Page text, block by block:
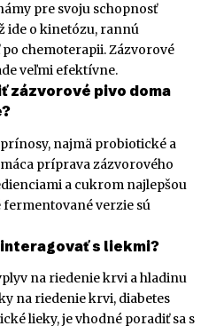
pre svoju schopnosť
ide o kinetózu, rannú
chemoterapii. Zázvorové
veľmi efektívne.
zázvorové pivo doma
najmä probiotické a
príprava zázvorového
a cukrom najlepšou
verzie sú
s liekmi?
na riedenie krvi a hladinu
na riedenie krvi, diabetes
lieky, je vhodné poradiť sa s